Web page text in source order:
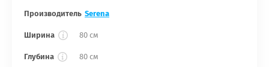
Производитель Serena
Ширина 80 см
Глубина 80 см